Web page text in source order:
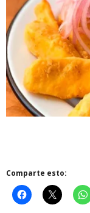
Comparte esto: